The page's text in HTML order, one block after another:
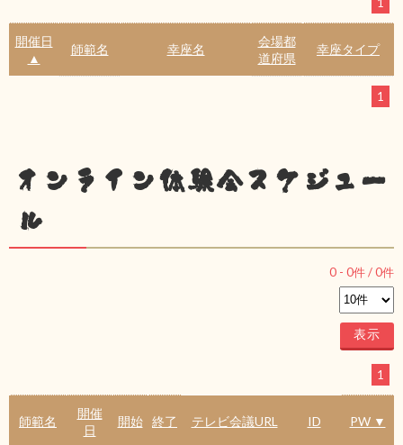
1
開催日
▲
師範名 幸座名
会場都
道府県
幸座タイプ
1
オンライン体験会スケジュー
ル
0 - 0件 /0件
1
師範名
開催
日
開始 終了 テレビ会議URL ID PW ▼